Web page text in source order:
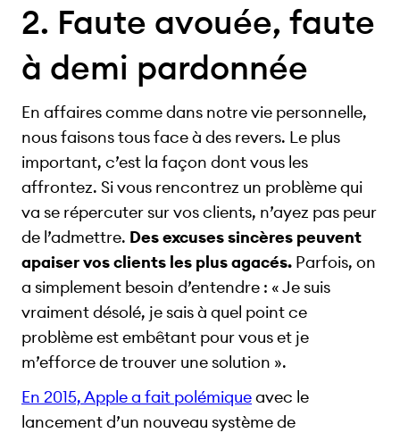
2. Faute avouée, faute
à demi pardonnée
En affaires comme dans notre vie personnelle,
nous faisons tous face à des revers. Le plus
important, c’est la façon dont vous les
affrontez. Si vous rencontrez un problème qui
va se répercuter sur vos clients, n’ayez pas peur
de l’admettre. Des excuses sincères peuvent
apaiser vos clients les plus agacés. Parfois, on
a simplement besoin d’entendre : « Je suis
vraiment désolé, je sais à quel point ce
problème est embêtant pour vous et je
m’efforce de trouver une solution ».
En 2015, Apple a fait polémiqueavec le
lancement d’un nouveau système de